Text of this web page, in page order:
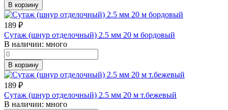
В корзину
189 ₽
Сутаж (шнур отделочный) 2.5 мм 20 м бордовый
В наличии: много
В корзину
189 ₽
Сутаж (шнур отделочный) 2.5 мм 20 м т.бежевый
В наличии: много